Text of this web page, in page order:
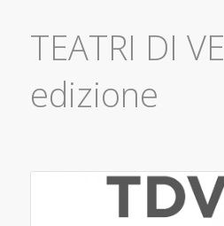
TEATRI DI
edizione